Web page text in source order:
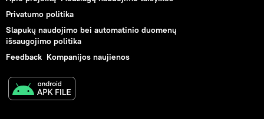
Privatumo politika
Slapukų naudojimo bei automatinio duomenų
išsaugojimo politika
Feedback Kompanijos naujienos